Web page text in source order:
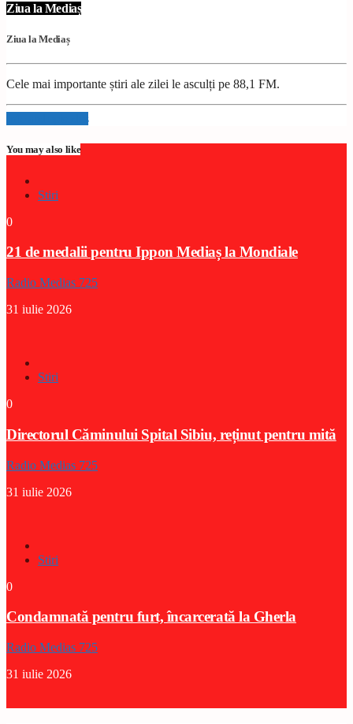
Ziua la Mediaș
Ziua la Mediaș
Cele mai importante știri ale zilei le asculți pe 88,1 FM.
Info and episodes
You may also like
Stiri
0
21 de medalii pentru Ippon Mediaș la Mondiale
Radio Medias 725
31 iulie 2026
Stiri
0
Directorul Căminului Spital Sibiu, reținut pentru mită
Radio Medias 725
31 iulie 2026
Stiri
0
Condamnată pentru furt, încarcerată la Gherla
Radio Medias 725
31 iulie 2026